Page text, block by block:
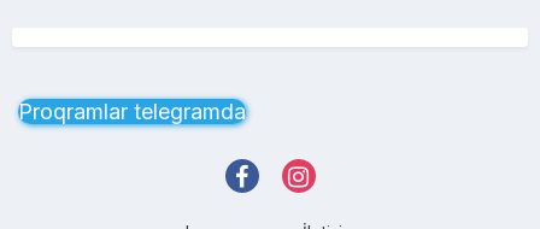
Proqramlar telegramda